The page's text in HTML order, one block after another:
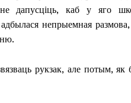
дапусціць, каб у яго
непрыемная
рукзак, але потым,